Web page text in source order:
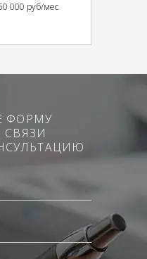
000 руб/мес
ФОРМУ